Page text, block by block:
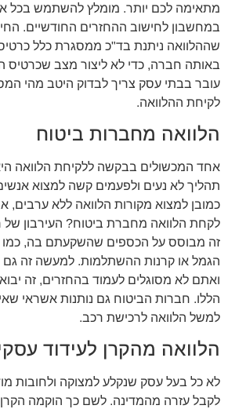
מתאימה לכם יותר. מומלץ להשתמש בכל
במחשבון לחישוב ההחזרים החודשיים.
שההלוואה ניתנת בד"כ ממסגרת כלל
באותה חברה, כדי לא ליצור מצב שכרטיס
עובר בבתי עסק צריך לבדוק היטב מהי
לקיחת ההלוואה.
הלוואה מחברות ביטוח
אחד המכשולים בבקשה ללקיחת הלוואה
תהליך לא נעים ולפעמים קשה למצוא
כמובן למצוא מקורות הלוואה ללא ערבים,
לקחת הלוואה מחברת ביטוח? העירבון
זה מבוסס על הכספים שהשקעתם בה, כמו
הגמל או קרנות ההשתלמות. למעשה זה גם
ואתם לא מסוגלים לעמוד בהחזרים, זה
הללו. חברות הביטוח גם נותנות אשראי
למשל הלוואה לרכישת רכב.
הלוואה מהקרן לעידוד
לא כל בעל עסק שנקלע למצוקה ולחובות
לקבל עזרה מהמדינה. לשם כך הוקמה